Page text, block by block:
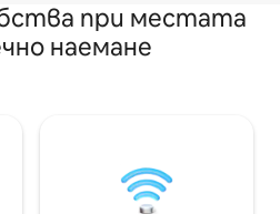
при местата
наемане